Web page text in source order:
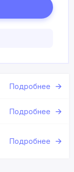
Подробнее
Подробнее
Подробнее